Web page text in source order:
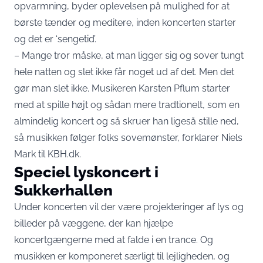
opvarmning, byder oplevelsen på mulighed for at
børste tænder og meditere, inden koncerten starter
og det er ‘sengetid’.
– Mange tror måske, at man ligger sig og sover tungt
hele natten og slet ikke får noget ud af det. Men det
gør man slet ikke. Musikeren Karsten Pflum starter
med at spille højt og sådan mere tradtionelt, som en
almindelig koncert og så skruer han ligeså stille ned,
så musikken følger folks sovemønster, forklarer Niels
Mark til KBH.dk.
Speciel lyskoncert i
Sukkerhallen
Under koncerten vil der være projekteringer af lys og
billeder på væggene, der kan hjælpe
koncertgængerne med at falde i en trance. Og
musikken er komponeret særligt til lejligheden, og